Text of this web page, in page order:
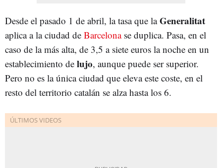
Desde el pasado 1 de abril, la tasa que laGeneralitat
aplica a la ciudad de Barcelonase duplica. Pasa, en el
caso de la más alta, de 3,5 a siete euros la noche en un
establecimiento de lujo, aunque puede ser superior.
Pero no es la única ciudad que eleva este coste, en el
resto del territorio catalán se alza hasta los 6.